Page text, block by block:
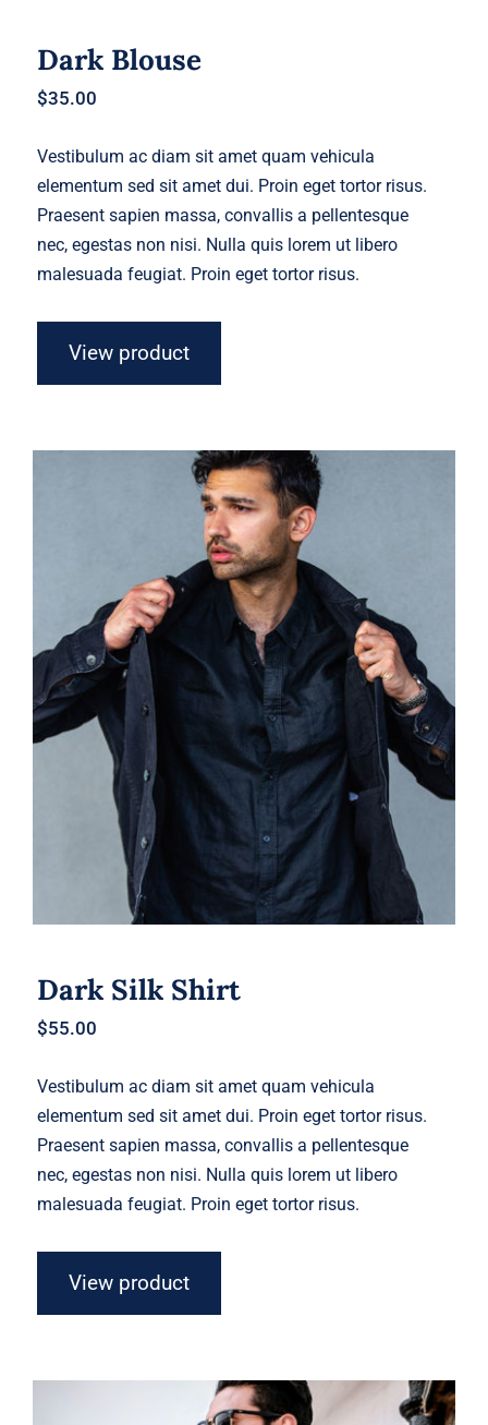
Dark Blouse
$35.00
Vestibulum ac diam sit amet quam vehicula
elementum sed sit amet dui. Proin eget tortor risus.
Praesent sapien massa, convallis a pellentesque
nec, egestas non nisi. Nulla quis lorem ut libero
malesuada feugiat. Proin eget tortor risus.
View product
Dark Silk Shirt
Dark Silk Shirt
$55.00
Vestibulum ac diam sit amet quam vehicula
elementum sed sit amet dui. Proin eget tortor risus.
Praesent sapien massa, convallis a pellentesque
nec, egestas non nisi. Nulla quis lorem ut libero
malesuada feugiat. Proin eget tortor risus.
View product